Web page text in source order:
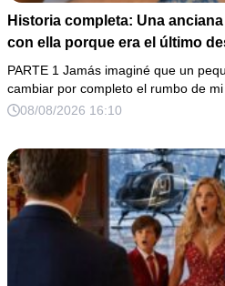
Historia completa: Una
con ella porque era el último
antes de morir. Después de su
puso en mis manos una vieja
había conservado durante
PARTE 1 Jamás imaginé que un
cambiar por completo el rumbo de
08/08/2026 16:10